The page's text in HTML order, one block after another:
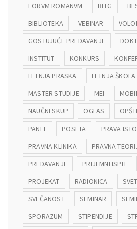
FORVM ROMANVM BLTG
BIBLIOTEKA
VEBINAR
GOSTUJUĆE PREDAVANJE
INSTITUT
KONKURS
LETNJA PRASKA
LETNJA ŠKOLA
MASTER STUDIJE
MEI
NAUČNI SKUP
OGLAS
PANEL
POSETA
PRAVA
PRAVNA KLINIKA
PRAVNA
PREDAVANJE
PRIJEMNI ISPIT
PROJEKAT
RADIONICA
SVEČANOST
SEMINAR
SPORAZUM
STIPENDIJE